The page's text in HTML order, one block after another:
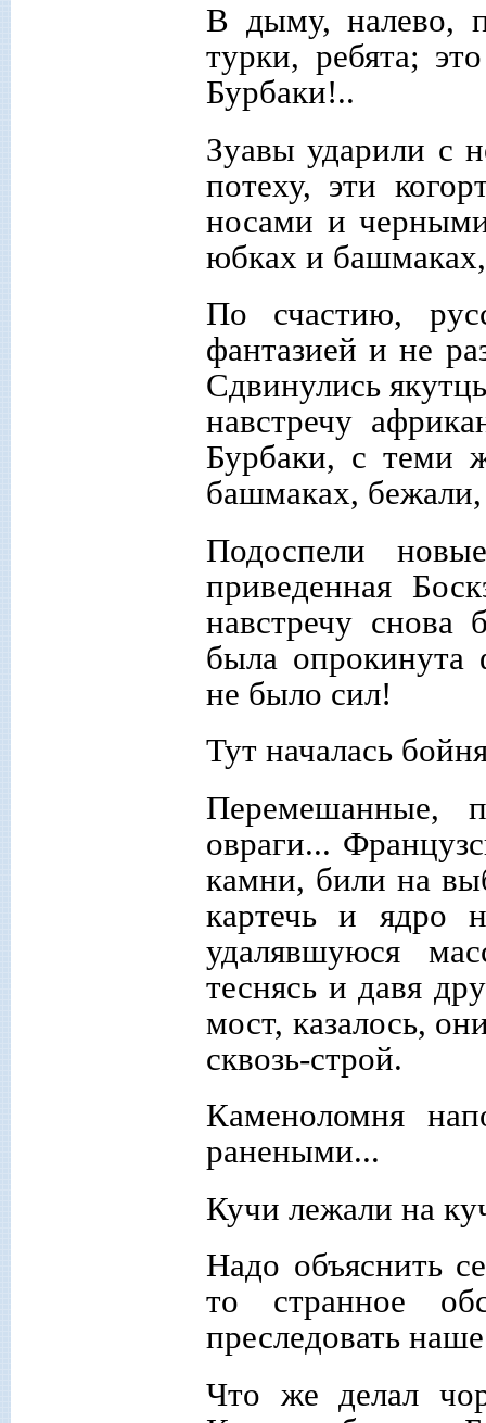
В дыму, налево,
турки, ребята;
Бурбаки!..
Зуавы ударили с
потеху, эти
носами и
юбках и
По счастию,
фантазией и не
Сдвинулись
навстречу
Бурбаки, с теми
башмаках,
Подоспели
приведенная
навстречу
была опрокинута
не было сил!
Тут началась
Перемешанные,
овраги...
камни, били на
картечь и ядро
удалявшуюся
теснясь и давя
мост, казалось,
сквозь-строй.
Каменоломня
ранеными...
Кучи лежали на
Надо объяснить
то странное
преследовать
Что же делал